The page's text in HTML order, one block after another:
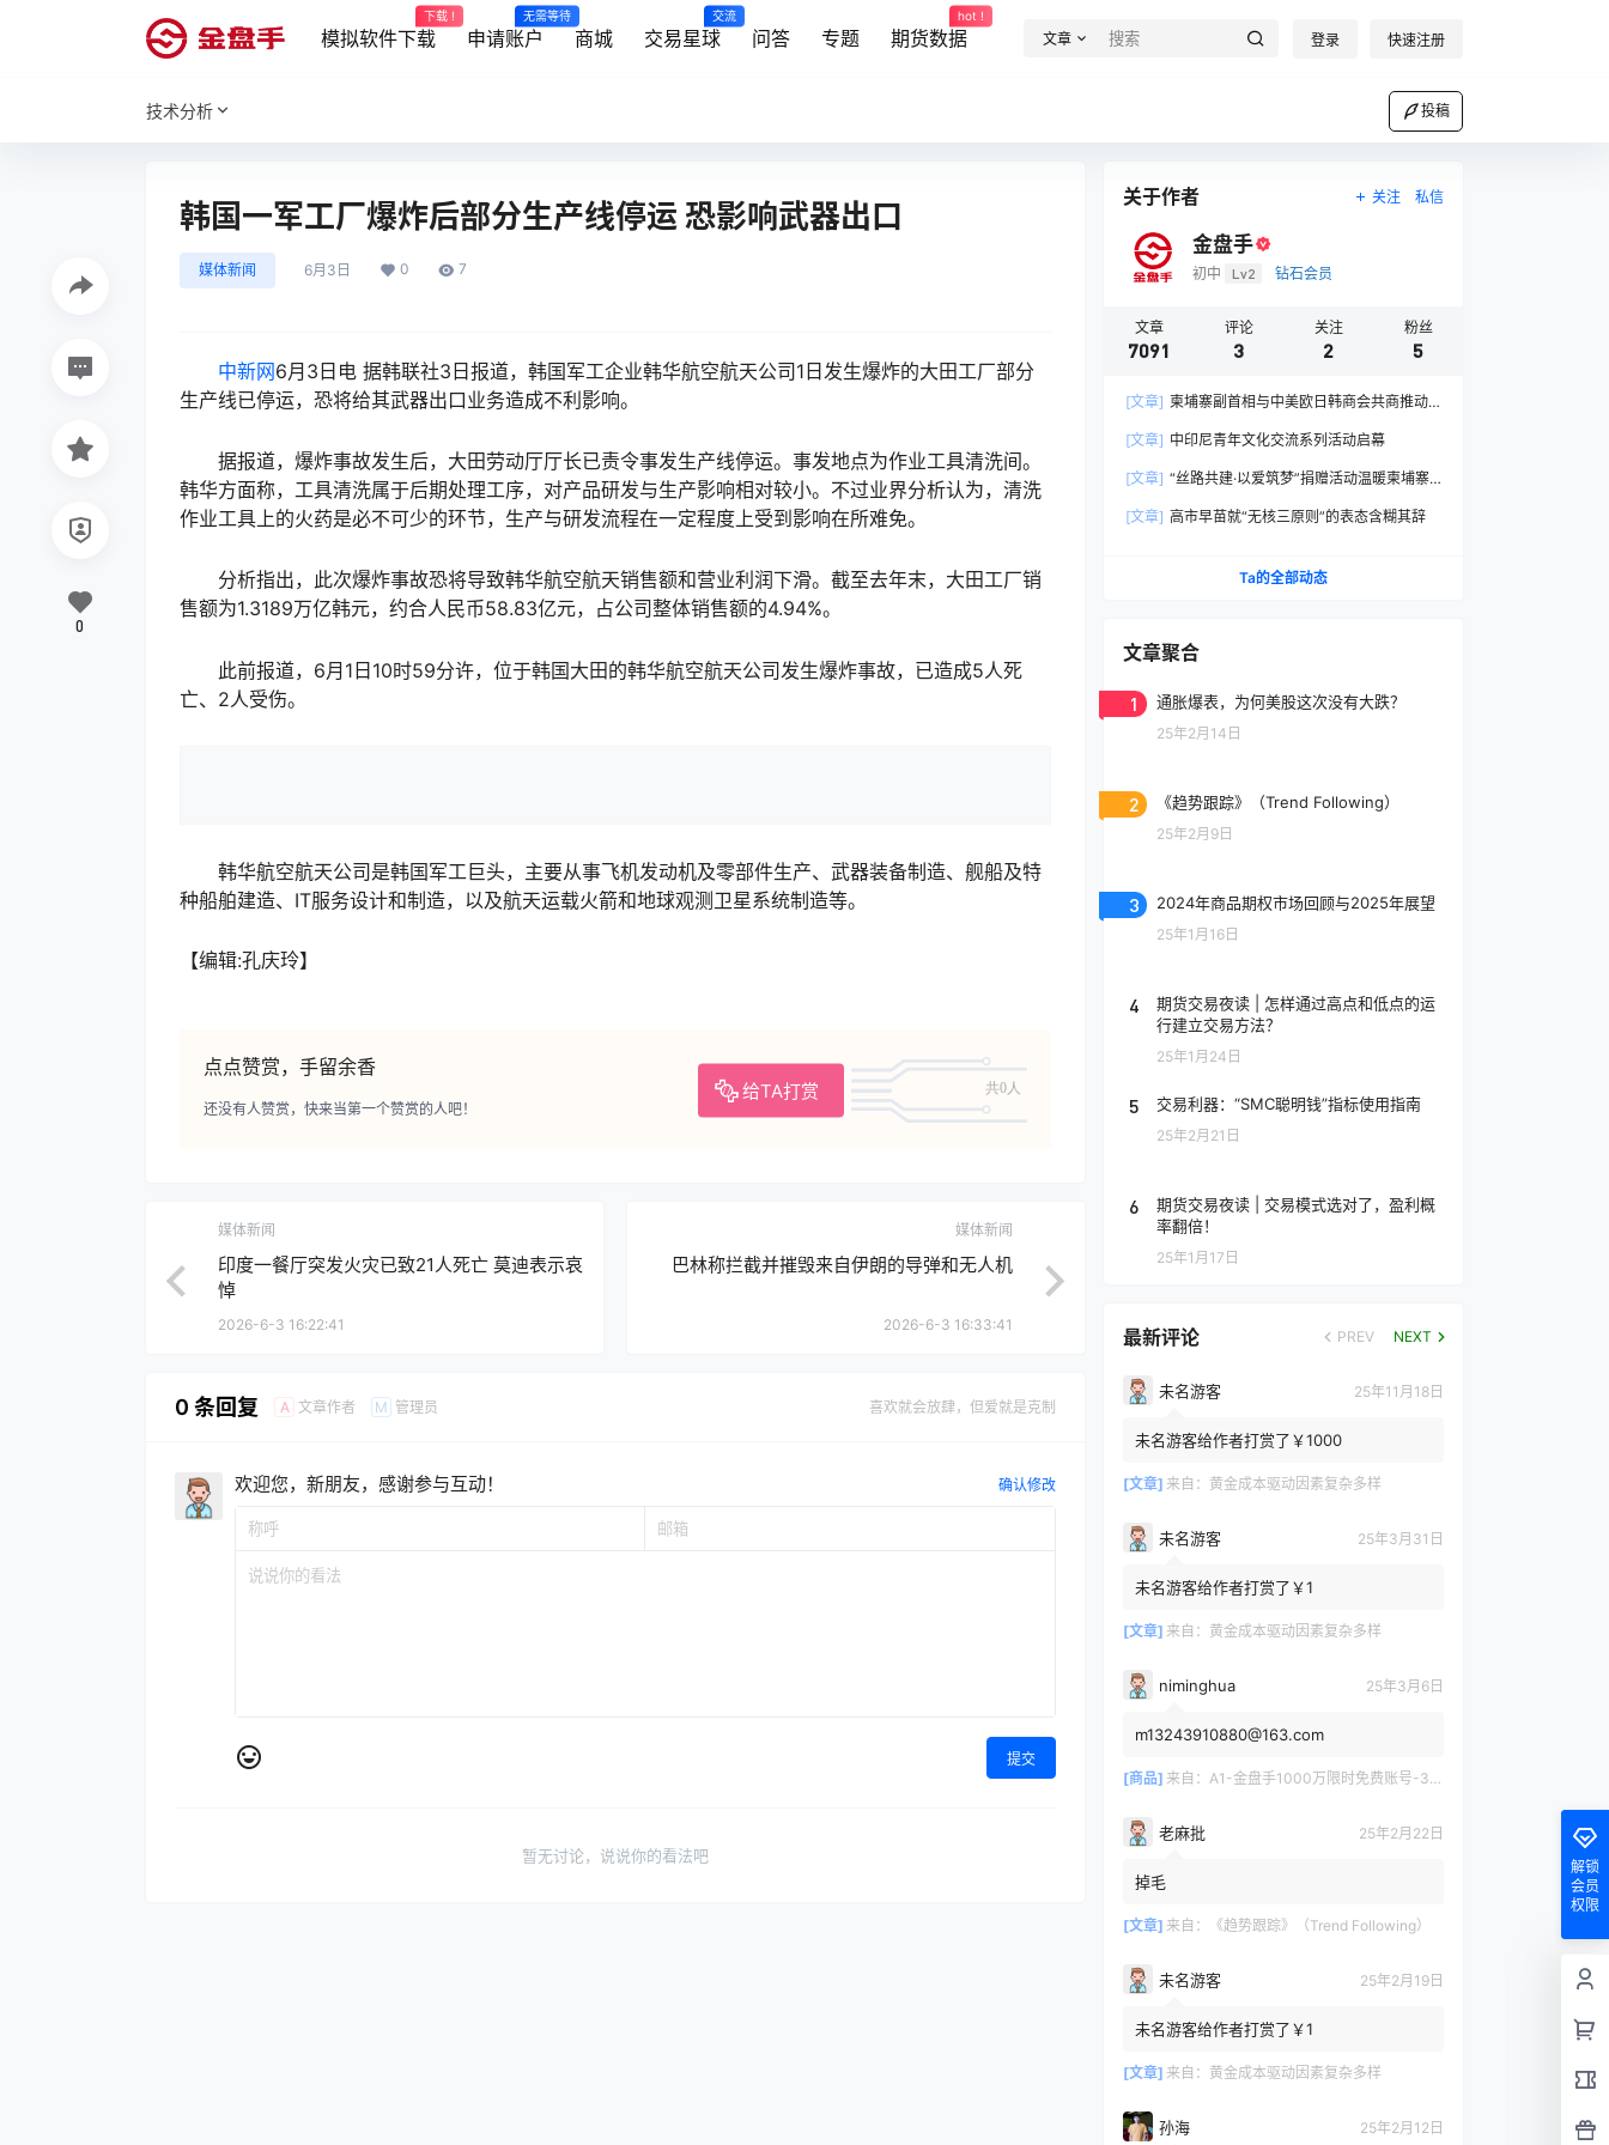
模拟软件下载
下载 !
申请账户
无需等待
商城 交易星球
交流
问答 专题 期货数据
hot !
文章 登录 快速注册
技术分析 投稿
韩国一军工厂爆炸后部分生产线停运 恐影响武器出口
媒体新闻 6月3日 0 7
中新网6月3日电 据韩联社3日报道，韩国军工企业韩华航空航天公司1日发生爆炸的大田工厂部分
生产线已停运，恐将给其武器出口业务造成不利影响。
据报道，爆炸事故发生后，大田劳动厅厅长已责令事发生产线停运。事发地点为作业工具清洗间。
韩华方面称，工具清洗属于后期处理工序，对产品研发与生产影响相对较小。不过业界分析认为，清洗
作业工具上的火药是必不可少的环节，生产与研发流程在一定程度上受到影响在所难免。
分析指出，此次爆炸事故恐将导致韩华航空航天销售额和营业利润下滑。截至去年末，大田工厂销
售额为1.3189万亿韩元，约合人民币58.83亿元，占公司整体销售额的4.94%。
此前报道，6月1日10时59分许，位于韩国大田的韩华航空航天公司发生爆炸事故，已造成5人死
亡、2人受伤。
韩华航空航天公司是韩国军工巨头，主要从事飞机发动机及零部件生产、武器装备制造、舰船及特
种船舶建造、IT服务设计和制造，以及航天运载火箭和地球观测卫星系统制造等。
【编辑:孔庆玲】
点点赞赏，手留余香
给TA打赏 共0人
还没有人赞赏，快来当第一个赞赏的人吧！
0
媒体新闻
印度一餐厅突发火灾已致21人死亡 莫迪表示哀
悼
2026-6-3 16:22:41
媒体新闻
巴林称拦截并摧毁来自伊朗的导弹和无人机
2026-6-3 16:33:41
0 条回复 A 文章作者 M 管理员 喜欢就会放肆，但爱就是克制
欢迎您，新朋友，感谢参与互动！ 确认修改
提交
暂无讨论，说说你的看法吧
关于作者 关注 私信
金盘手
初中 Lv2 钻石会员
文章
7091
评论
3
关注
2
粉丝
5
[文章] 柬埔寨副首相与中美欧日韩商会共商推动
[文章] 中印尼青年文化交流系列活动启幕
[文章] “丝路共建·以爱筑梦”捐赠活动温暖柬埔寨
[文章] 高市早苗就“无核三原则”的表态含糊其辞
Ta的全部动态
文章聚合
1 通胀爆表，为何美股这次没有大跌？
25年2月14日
2 《趋势跟踪》（Trend Following）
25年2月9日
3 2024年商品期权市场回顾与2025年展望
25年1月16日
4
期货交易夜读 | 怎样通过高点和低点的运
行建立交易方法？
25年1月24日
5 交易利器：“SMC聪明钱”指标使用指南
25年2月21日
6
期货交易夜读 | 交易模式选对了，盈利概
率翻倍！
25年1月17日
最新评论 PREV NEXT
未名游客 25年11月18日
未名游客给作者打赏了￥1000
[文章] 来自： 黄金成本驱动因素复杂多样
未名游客 25年3月31日
未名游客给作者打赏了￥1
[文章] 来自： 黄金成本驱动因素复杂多样
niminghua 25年3月6日
m13243910880@163.com
[商品] 来自： A1-金盘手1000万限时免费账号-30天/次/用户
老麻批 25年2月22日
掉毛
[文章] 来自： 《趋势跟踪》（Trend Following）
未名游客 25年2月19日
未名游客给作者打赏了￥1
[文章] 来自： 黄金成本驱动因素复杂多样
孙海 25年2月12日
解锁
会员
权限